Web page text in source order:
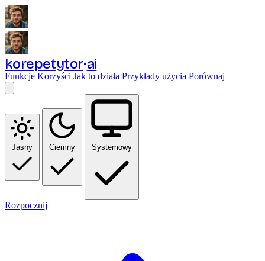
korepetytor ai
Funkcje Korzyści Jak to działa Przykłady użycia Porównaj
Jasny Ciemny Systemowy
Rozpocznij